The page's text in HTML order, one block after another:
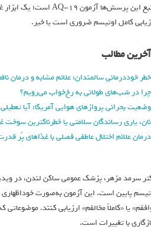
کامل اوتیسم ضروری است یا خیر.
آخرین مطالب
خطر خوددرمانی سالمندان: علائم مشابه و درمان
چرا در شب‌های طولانی به رخ‌خواب می‌رویم؟
وضعیت بحرانی پروازهای هوایی آمریکا: آیا
نان، یاری رساندگان سلامتی یا خطرناکترین سوخت
درمان علائم اختلال عاطفی فصلی با غذاهای پُر
پایین است. این آزمون به‌صورت خوداظهاری
یا «کاملاً مخالفم» ارزیابی کنند.
با تغییرات است.